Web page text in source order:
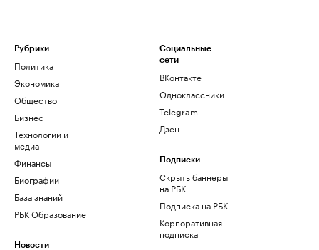
Рубрики
Политика
Экономика
Общество
Бизнес
Технологии и
медиа
Финансы
Биографии
База знаний
РБК Образование
Новости
Социальные
сети
ВКонтакте
Одноклассники
Telegram
Дзен
Подписки
Скрыть баннеры
на РБК
Подписка на РБК
Корпоративная
подписка